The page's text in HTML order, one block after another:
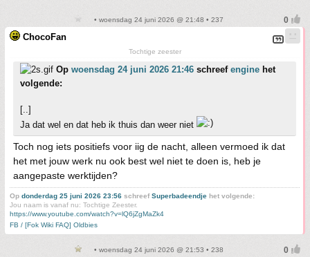
• woensdag 24 juni 2026 @ 21:48 • 237
ChocoFan
Tochtige zeester
Op woensdag 24 juni 2026 21:46 schreef engine het
volgende:
[..]
Ja dat wel en dat heb ik thuis dan weer niet
Toch nog iets positiefs voor iig de nacht, alleen vermoed ik dat
het met jouw werk nu ook best wel niet te doen is, heb je
aangepaste werktijden?
Op donderdag 25 juni 2026 23:56 schreefSuperbadeendje het volgende:
Jou naam is vanaf nu: Tochtige Zeester.
https://www.youtube.com/watch?v=lQ6jZgMaZk4
FB / [Fok Wiki FAQ] Oldbies
• woensdag 24 juni 2026 @ 21:53 • 238